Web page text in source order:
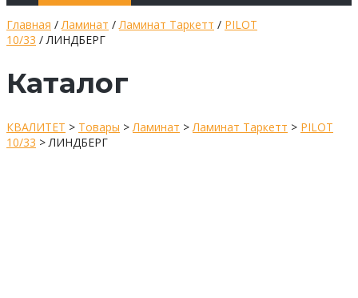
Главная /Ламинат /Ламинат Таркетт / PILOT
10/33 / ЛИНДБЕРГ
Каталог
КВАЛИТЕТ > Товары >Ламинат >Ламинат Таркетт > PILOT
10/33 >ЛИНДБЕРГ